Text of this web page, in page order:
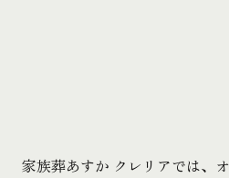
家族葬あすか クレリアでは、